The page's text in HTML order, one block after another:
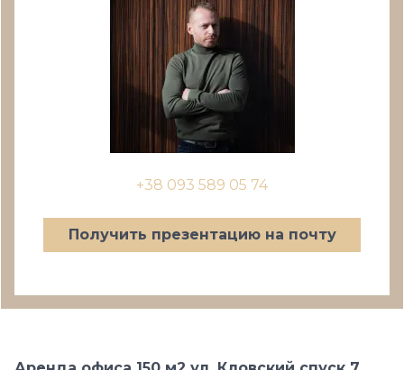
+38 093 589 05 74
Получить презентацию на почту